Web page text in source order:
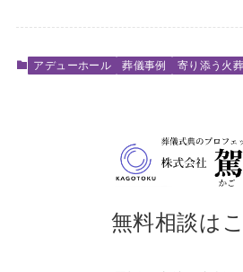
アデューホール 葬儀事例 寄り添う火
無料相談は